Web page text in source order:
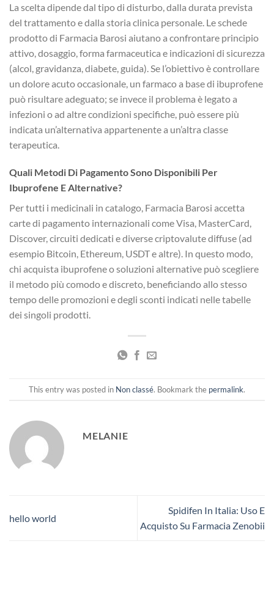
La scelta dipende dal tipo di disturbo, dalla durata prevista
del trattamento e dalla storia clinica personale. Le schede
prodotto di Farmacia Barosi aiutano a confrontare principio
attivo, dosaggio, forma farmaceutica e indicazioni di sicurezza
(alcol, gravidanza, diabete, guida). Se l’obiettivo è controllare
un dolore acuto occasionale, un farmaco a base di ibuprofene
può risultare adeguato; se invece il problema è legato a
infezioni o ad altre condizioni specifiche, può essere più
indicata un’alternativa appartenente a un’altra classe
terapeutica.
Quali Metodi Di Pagamento Sono Disponibili Per
Ibuprofene E Alternative?
Per tutti i medicinali in catalogo, Farmacia Barosi accetta
carte di pagamento internazionali come Visa, MasterCard,
Discover, circuiti dedicati e diverse criptovalute diffuse (ad
esempio Bitcoin, Ethereum, USDT e altre). In questo modo,
chi acquista ibuprofene o soluzioni alternative può scegliere
il metodo più comodo e discreto, beneficiando allo stesso
tempo delle promozioni e degli sconti indicati nelle tabelle
dei singoli prodotti.
This entry was posted in Non classé. Bookmark the permalink.
MELANIE
hello world
Spidifen In Italia: Uso E
Acquisto Su Farmacia Zenobii